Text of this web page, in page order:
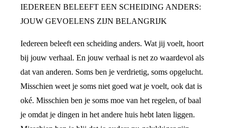
IEDEREEN BELEEFT EEN SCHEIDING ANDERS:
JOUW GEVOELENS ZIJN BELANGRIJK
Iedereen beleeft een scheiding anders. Wat jij voelt, hoort
bij jouw verhaal. En jouw verhaal is net zo waardevol als
dat van anderen. Soms ben je verdrietig, soms opgelucht.
Misschien weet je soms niet goed wat je voelt, ook dat is
oké. Misschien ben je soms moe van het regelen, of baal
je omdat je dingen in het andere huis hebt laten liggen.